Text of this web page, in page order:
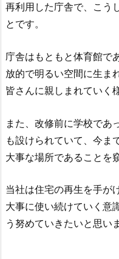
再利用した庁舎で、こう
とです。
庁舎はもともと体育館で
放的で明るい空間に生ま
皆さんに親しまれていく
また、改修前に学校であ
も設けられていて、今ま
大事な場所であることを
当社は住宅の再生を手が
大事に使い続けていく意
う努めていきたいと思い